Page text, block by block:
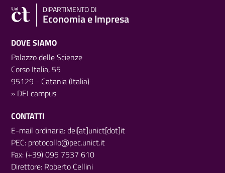
DIPARTIMENTO DI
Economia e Impresa
DOVE SIAMO
Palazzo delle Scienze
Corso Italia, 55
95129 - Catania (Italia)
» DEI campus
CONTATTI
E-mail ordinaria: dei[at]unict[dot]it
PEC: protocollo@pec.unict.it
Fax: (+39) 095 7537 610
Direttore: Roberto Cellini